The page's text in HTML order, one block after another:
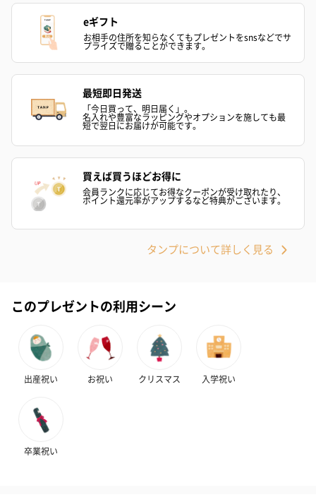
ハンドタオル・ハンカチを同梱してお届けいたします。ギフトへ
の＋αにおすすめです。
花束ハンドタオル（ピ
ンク）（1,760円）
花束ハンドタオル（ブ
ルー）（1,760円）
ワイト）（
フラッグカプセル：イ
ンセンススティック
（END）（880円）
eギフト
お相手の住所を知らなくてもプレゼントをsnsなどでサ
プライズで贈ることができます。
最短即日発送
「今日買って、明日届く」。
名入れや豊富なラッピングやオプションを施しても最
短で翌日にお届けが可能です。
買えば買うほどお得に
会員ランクに応じてお得なクーポンが受け取れたり、
ポイント還元率がアップするなど特典がございます。
タンプについて詳しく見る
このプレゼントの利用シーン
出産祝い お祝い クリスマス 入学祝い
卒業祝い